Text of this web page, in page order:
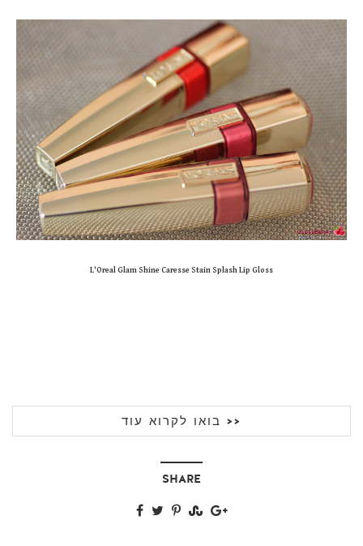
L'Oreal Glam Shine Caresse Stain Splash Lip Gloss
בואו לקרוא עוד >>
SHARE